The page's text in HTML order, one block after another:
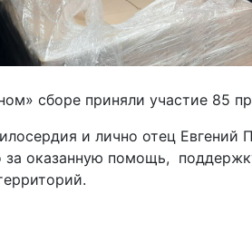
сборе приняли участие 85
и лично отец Евгений
за оказанную помощь,